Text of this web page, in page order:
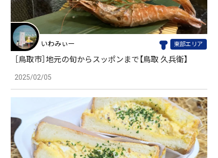
いわみぃー 東部エリア
［鳥取市］地元の旬からスッポンまで【鳥取 久兵衛】
2025/02/05